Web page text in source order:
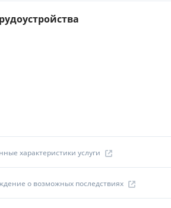
характеристики услуги
о возможных последствиях